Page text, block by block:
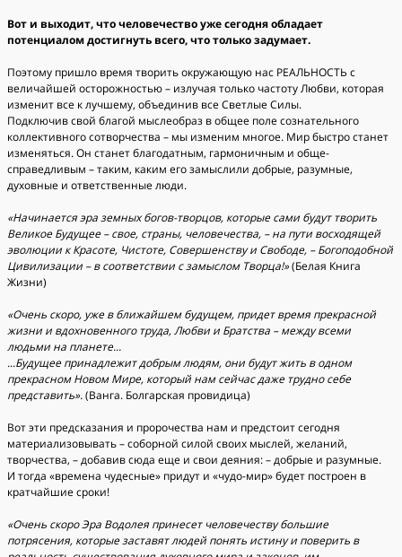
Вот и выходит, что человечество уже сегодня обладает
потенциалом достигнуть всего, что только задумает.
Поэтому пришло время творить окружающую нас РЕАЛЬНОСТЬ с
величайшей осторожностью – излучая только частоту Любви, которая
изменит все к лучшему, объединив все Светлые Силы.
Подключив свой благой мыслеобраз в общее поле сознательного
коллективного сотворчества – мы изменим многое. Мир быстро станет
изменяться. Он станет благодатным, гармоничным и обще-
справедливым – таким, каким его замыслили добрые, разумные,
духовные и ответственные люди.
«Начинается эра земных богов-творцов, которые сами будут творить
Великое Будущее – свое, страны, человечества, – на пути восходящей
эволюции к Красоте, Чистоте, Совершенству и Свободе, – Богоподобной
Цивилизации – в соответствии с замыслом Творца!»(Белая Книга
Жизни)
«Очень скоро, уже в ближайшем будущем, придет время прекрасной
жизни и вдохновенного труда, Любви и Братства – между всеми
людьми на планете...
...Будущее принадлежит добрым людям, они будут жить в одном
прекрасном Новом Мире, который нам сейчас даже трудно себе
представить».(Ванга. Болгарская провидица)
Вот эти предсказания и пророчества нам и предстоит сегодня
материализовывать – соборной силой своих мыслей, желаний,
творчества, – добавив сюда еще и свои деяния: – добрые и разумные.
И тогда «времена чудесные» придут и «чудо-мир» будет построен в
кратчайшие сроки!
«Очень скоро Эра Водолея принесет человечеству большие
потрясения, которые заставят людей понять истину и поверить в